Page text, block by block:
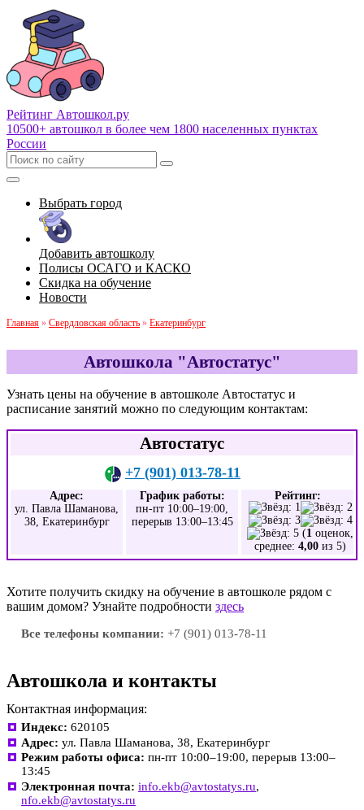
Рейтинг Автошкол.ру
10500+ автошкол в более чем 1800 населенных пунктах
России
Выбрать город
Добавить автошколу
Полисы ОСАГО и КАСКО
Скидка на обучение
Новости
Главная » Свердловская область » Екатеринбург
Автошкола "Автостатус"
Узнать цены на обучение в автошколе Автостатус и
расписание занятий можно по следующим контактам:
Автостатус
+7 (901) 013-78-11
Адрес:
ул. Павла Шаманова,
38, Екатеринбург
График работы:
пн-пт 10:00–19:00,
перерыв 13:00–13:45
Рейтинг:
(1 оценок,
среднее: 4,00 из 5)
Хотите получить скидку на обучение в автошколе рядом с
вашим домом? Узнайте подробности здесь
Все телефоны компании: +7 (901) 013-78-11
Автошкола и контакты
Контактная информация:
Индекс: 620105
Адрес: ул. Павла Шаманова, 38, Екатеринбург
Режим работы офиса: пн-пт 10:00–19:00, перерыв 13:00–
13:45
Электронная почта: info.ekb@avtostatys.ru,
nfo.ekb@avtostatys.ru